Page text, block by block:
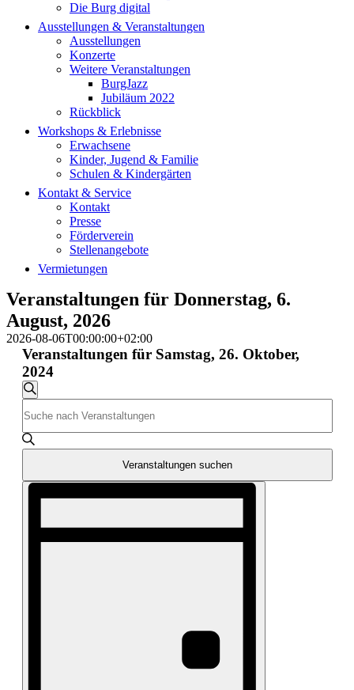
Die Burg digital
Ausstellungen & Veranstaltungen
Ausstellungen
Konzerte
Weitere Veranstaltungen
BurgJazz
Jubiläum 2022
Rückblick
Workshops & Erlebnisse
Erwachsene
Kinder, Jugend & Familie
Schulen & Kindergärten
Kontakt & Service
Kontakt
Presse
Förderverein
Stellenangebote
Vermietungen
Veranstaltungen für Donnerstag, 6.
August, 2026
2026-08-06T00:00:00+02:00
Veranstaltungen für Samstag, 26. Oktober,
2024
Veranstaltungen
Suche
und
Ansichten,
Navigation
Suche
Schlüsselwort
eingeben.
Suche
Veranstaltungen
Schlüsselwort.
Veranstaltungen suchen
Veranstaltung
Navigation